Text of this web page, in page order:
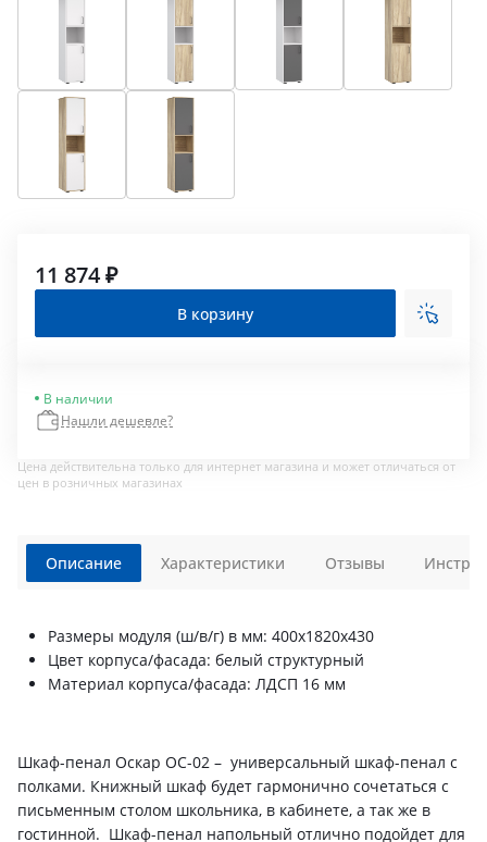
11 874 ₽
В корзину
В наличии
Нашли дешевле?
Цена действительна только для интернет магазина и может отличаться от
цен в розничных магазинах
Описание
Размеры модуля (ш/в/г) в мм: 400х1820х430
Цвет корпуса/фасада: белый структурный
Материал корпуса/фасада: ЛДСП 16 мм
Шкаф-пенал Оскар ОС-02 – универсальный шкаф-пенал с
полками. Книжный шкаф будет гармонично сочетаться с
письменным столом школьника, в кабинете, а так же в
гостинной. Шкаф-пенал напольный отлично подойдет для
Характеристики Отзывы